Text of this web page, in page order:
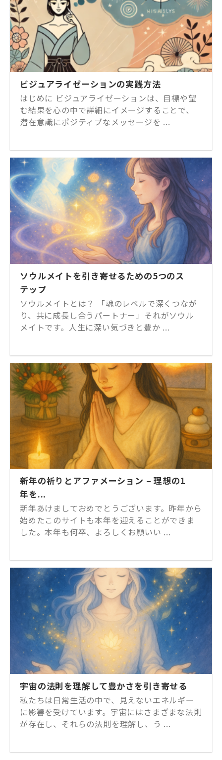
ビジュアライゼーションの実践方法
はじめに ビジュアライゼーションは、目標や望
む結果を心の中で詳細にイメージすることで、
潜在意識にポジティブなメッセージを ...
ソウルメイトを引き寄せるための5つのス
テップ
ソウルメイトとは？ 「魂のレベルで深くつなが
り、共に成長し合うパートナー」それがソウル
メイトです。人生に深い気づきと豊か ...
新年の祈りとアファメーション – 理想の1
年を...
新年あけましておめでとうございます。昨年から
始めたこのサイトも本年を迎えることができま
した。本年も何卒、よろしくお願いい ...
宇宙の法則を理解して豊かさを引き寄せる
私たちは日常生活の中で、見えないエネルギー
に影響を受けています。宇宙にはさまざまな法則
が存在し、それらの法則を理解し、う ...